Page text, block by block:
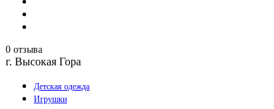
0 отзыва
г. Высокая Гора
Детская одежда
Игрушки